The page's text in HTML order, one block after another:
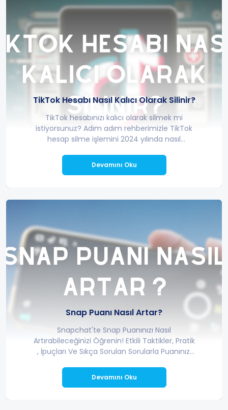
TikTok Hesabı Nasıl Kalıcı Olarak Silinir?
TikTok hesabınızı kalıcı olarak silmek mi
istiyorsunuz? Adım adım rehberimizle TikTok
hesap silme işlemini 2024 yılında nasıl
Devamını Oku
Snap Puanı Nasıl Artar?
Snapchat'te Snap Puanınızı Nasıl
Artırabileceğinizi Öğrenin! Etkili Taktikler, Pratik
, İpuçları Ve Sıkça Sorulan Sorularla Puanınızı
Devamını Oku